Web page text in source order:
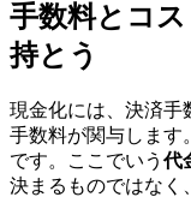
手数料とコ
持とう
現金化には、決済手
手数料が関与します
です。ここでいう代
決まるものではなく